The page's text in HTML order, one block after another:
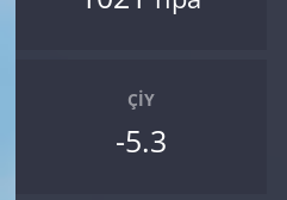
ÇIY
-5.3